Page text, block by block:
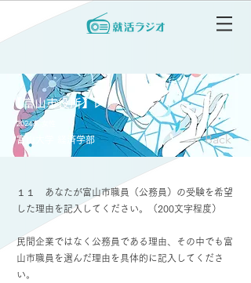
【富山市役所】▷
2024卒 女性
富山大学 経済学部 < Back
１１ あなたが富山市職員（公務員）の受験を希望
した理由を記入してください。（200文字程度）
民間企業ではなく公務員である理由、その中でも富
山市職員を選んだ理由を具体的に記入してくださ
い。